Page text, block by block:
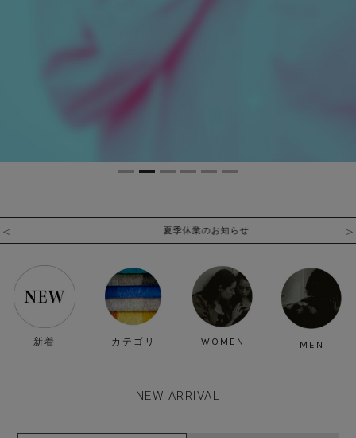
夏季休業のお知らせ
新着 カテゴリ WOMEN MEN
NEW ARRIVAL